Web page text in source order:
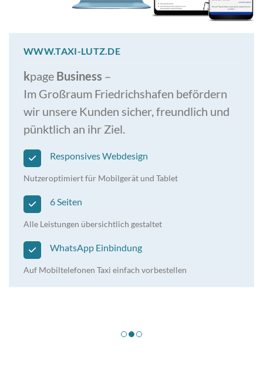
WWW.TAXI-LUTZ.DE
kpage Business –
Im Großraum Friedrichshafen befördern
wir unsere Kunden sicher, freundlich und
pünktlich an ihr Ziel.
Responsives Webdesign
Nutzeroptimiert für Mobilgerät und Tablet
6 Seiten
Alle Leistungen übersichtlich gestaltet
WhatsApp Einbindung
Auf Mobiltelefonen Taxi einfach vorbestellen